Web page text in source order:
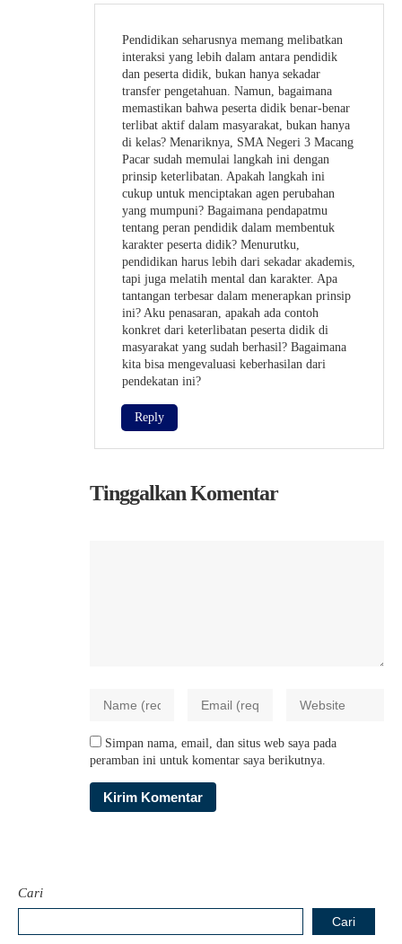
Pendidikan seharusnya memang melibatkan
interaksi yang lebih dalam antara pendidik
dan peserta didik, bukan hanya sekadar
transfer pengetahuan. Namun, bagaimana
memastikan bahwa peserta didik benar-benar
terlibat aktif dalam masyarakat, bukan hanya
di kelas? Menariknya, SMA Negeri 3 Macang
Pacar sudah memulai langkah ini dengan
prinsip keterlibatan. Apakah langkah ini
cukup untuk menciptakan agen perubahan
yang mumpuni? Bagaimana pendapatmu
tentang peran pendidik dalam membentuk
karakter peserta didik? Menurutku,
pendidikan harus lebih dari sekadar akademis,
tapi juga melatih mental dan karakter. Apa
tantangan terbesar dalam menerapkan prinsip
ini? Aku penasaran, apakah ada contoh
konkret dari keterlibatan peserta didik di
masyarakat yang sudah berhasil? Bagaimana
kita bisa mengevaluasi keberhasilan dari
pendekatan ini?
Reply
Tinggalkan Komentar
Simpan nama, email, dan situs web saya pada
peramban ini untuk komentar saya berikutnya.
Cari
Cari